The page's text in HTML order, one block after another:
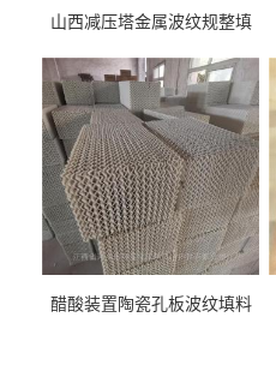
山西减压塔金属波纹规整填
料
醋酸装置陶瓷孔板波纹填料